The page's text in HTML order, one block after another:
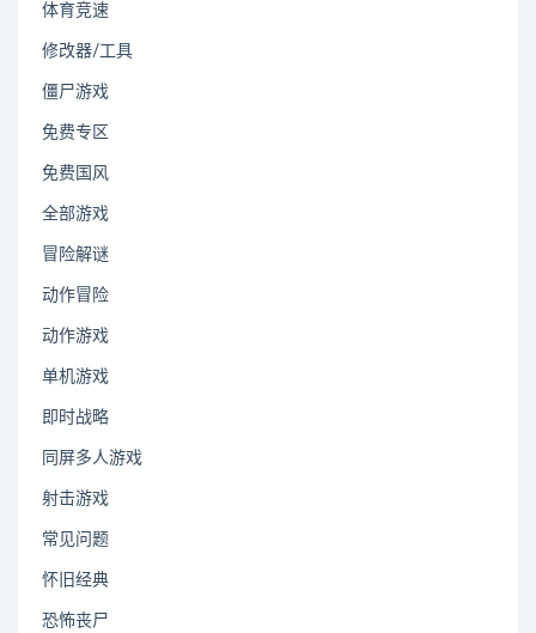
体育竞速
修改器/工具
僵尸游戏
免费专区
免费国风
全部游戏
冒险解谜
动作冒险
动作游戏
单机游戏
即时战略
同屏多人游戏
射击游戏
常见问题
怀旧经典
恐怖丧尸